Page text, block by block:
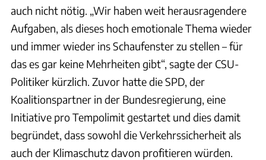
auch nicht nötig. „Wir haben weit herausragendere
Aufgaben, als dieses hoch emotionale Thema wieder
und immer wieder ins Schaufenster zu stellen – für
das es gar keine Mehrheiten gibt“, sagte der CSU-
Politiker kürzlich. Zuvor hatte die SPD, der
Koalitionspartner in der Bundesregierung, eine
Initiative pro Tempolimit gestartet und dies damit
begründet, dass sowohl die Verkehrssicherheit als
auch der Klimaschutz davon profitieren würden.